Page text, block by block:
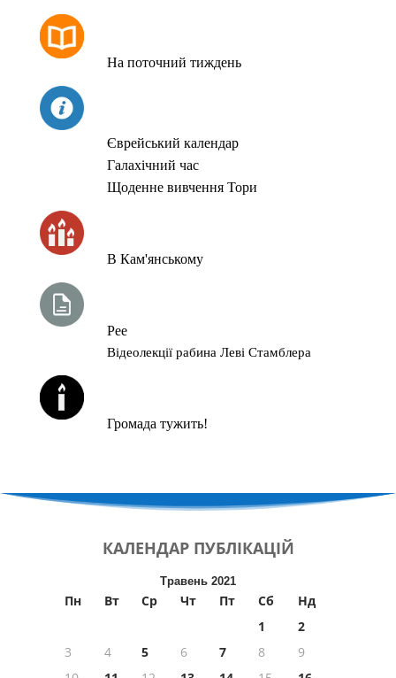
На поточний тиждень
Єврейський календар
Галахічний час
Щоденне вивчення Тори
В Кам'янському
Рее
Відеолекції рабина Леві Стамблера
Громада тужить!
КАЛЕНДАР ПУБЛІКАЦІЙ
Травень 2021
Пн Вт Ср Чт Пт Сб
Нд
1
2
3
4 5 6 7 8
9